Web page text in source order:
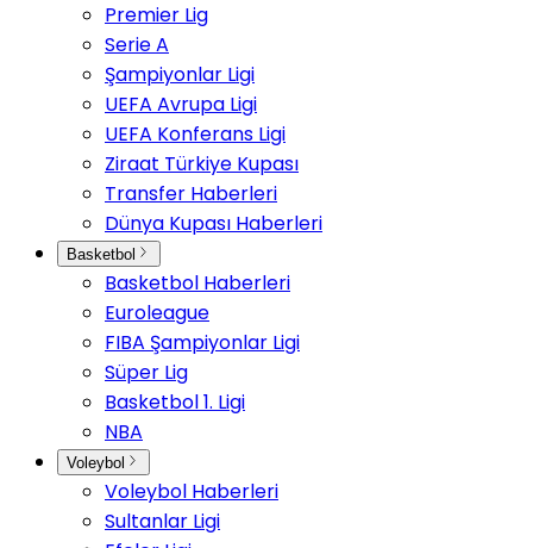
Premier Lig
Serie A
Şampiyonlar Ligi
UEFA Avrupa Ligi
UEFA Konferans Ligi
Ziraat Türkiye Kupası
Transfer Haberleri
Dünya Kupası Haberleri
Basketbol
Basketbol Haberleri
Euroleague
FIBA Şampiyonlar Ligi
Süper Lig
Basketbol 1. Ligi
NBA
Voleybol
Voleybol Haberleri
Sultanlar Ligi